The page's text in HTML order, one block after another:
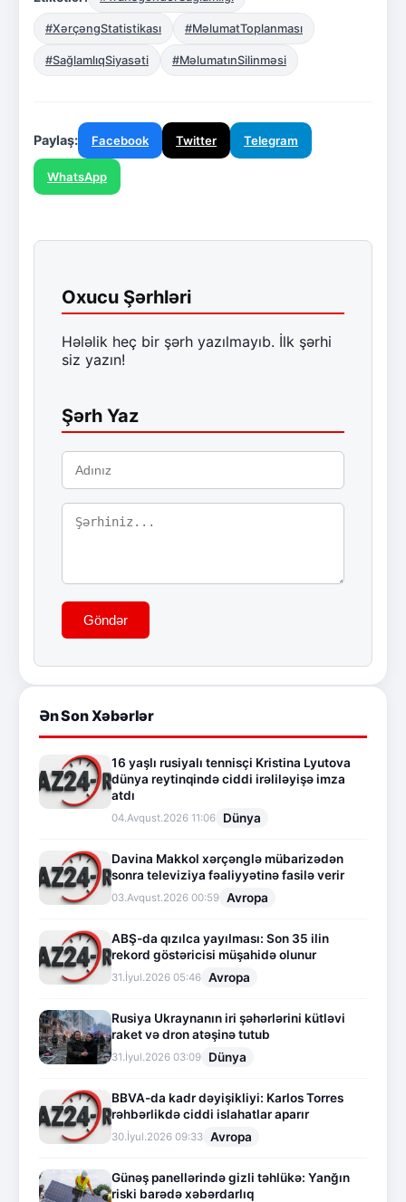
#XərçəngStatistikası #MəlumatToplanması
#SağlamlıqSiyasəti #MəlumatınSilinməsi
Paylaş: Facebook Twitter Telegram
WhatsApp
Oxucu Şərhləri
Hələlik heç bir şərh yazılmayıb. İlk şərhi
siz yazın!
Şərh Yaz
Göndər
Ən Son Xəbərlər
16 yaşlı rusiyalı tennisçi Kristina Lyutova
dünya reytinqində ciddi irəliləyişə imza
atdı
04.Avqust.2026 11:06 Dünya
Davina Makkol xərçənglə mübarizədən
sonra televiziya fəaliyyətinə fasilə verir
03.Avqust.2026 00:59 Avropa
ABŞ-da qızılca yayılması: Son 35 ilin
rekord göstəricisi müşahidə olunur
31.İyul.2026 05:46 Avropa
Rusiya Ukraynanın iri şəhərlərini kütləvi
raket və dron atəşinə tutub
31.İyul.2026 03:09 Dünya
BBVA-da kadr dəyişikliyi: Karlos Torres
rəhbərlikdə ciddi islahatlar aparır
30.İyul.2026 09:33 Avropa
Günəş panellərində gizli təhlükə: Yanğın
riski barədə xəbərdarlıq